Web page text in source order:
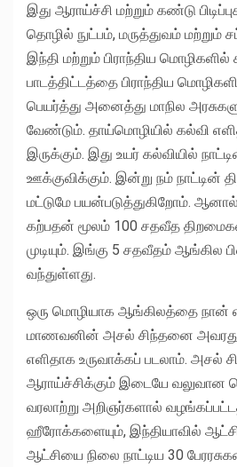
இது ஆராய்ச்சி மற்றும் கண்டு
தொழில் நுட்பம், மருத்துவம்
இந்தி மற்றும் பிராந்திய
பாடத்திட்டத்தை பிராந்திய
பெயர்த்து அனைத்து மாநில
வேண்டும். தாய்மொழியில் கல்வி
இருக்கும். இது உயர் கல்வியில்
ஊக்குவிக்கும். இன்று நம் நாட்டின்
மட்டுமே பயன்படுத்துகிறோம்.
கற்பதன் மூலம் 100 சதவீத
முடியும். இங்கு 5 சதவீதம் ஆங்கில
வந்துள்ளது.
ஒரு மொழியாக ஆங்கிலத்தை நான்
மாணவனின் அசல் சிந்தனை அவரது
எளிதாக உருவாக்கப் படலாம். அசல்
ஆராய்ச்சிக்கும் இடையே வலுவான
வரலாற்று அறிஞர்களால்
ஹீரோக்களையும், இந்தியாவில் ஆட்சி
ஆட்சியை நிலை நாட்டிய 30